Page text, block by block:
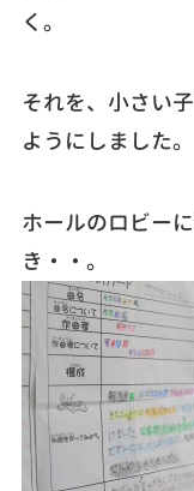
く。
それを、小さい
ようにしました。
ホールのロビー
き・・。